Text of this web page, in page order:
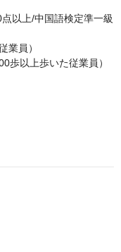
以上/中国語検定準一級
業員）
歩以上歩いた従業員）